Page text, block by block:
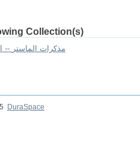
Collection(s)
2.[FSSH] Mémoires de master II -- مذكرات الماستر
DuraSpace